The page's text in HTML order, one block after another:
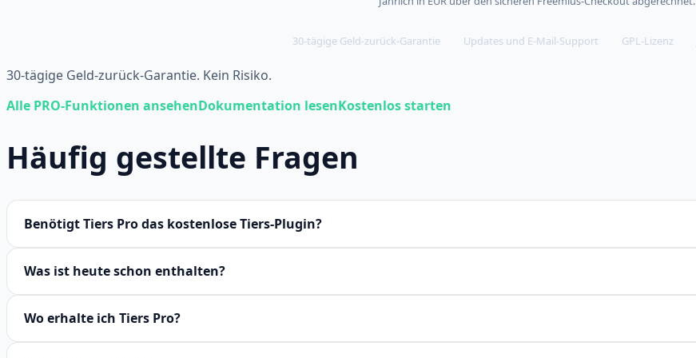
30-tägige Geld-zurück-Garantie Updates und E-Mail-Support GPL-Lizenz
30-tägige Geld-zurück-Garantie. Kein Risiko.
Alle PRO-Funktionen ansehenDokumentation lesenKostenlos starten
Häufig gestellte Fragen
Benötigt Tiers Pro das kostenlose Tiers-Plugin?
Was ist heute schon enthalten?
Wo erhalte ich Tiers Pro?